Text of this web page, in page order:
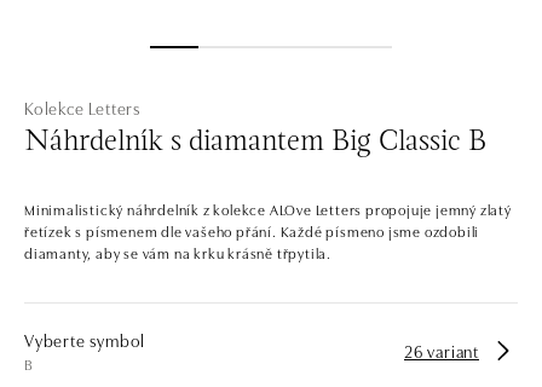
Kolekce Letters
Náhrdelník s diamantem Big Classic B
Minimalistický náhrdelník z kolekce ALOve Letters propojuje jemný zlatý
řetízek s písmenem dle vašeho přání. Každé písmeno jsme ozdobili
diamanty, aby se vám na krku krásně třpytila.
Vyberte symbol
B
26 variant